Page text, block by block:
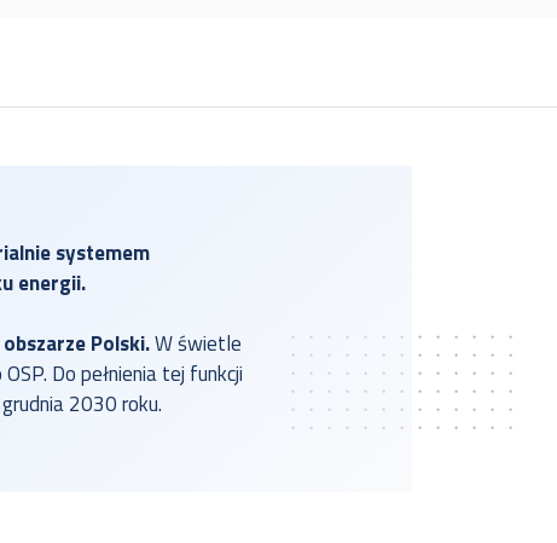
systemem
energii.
Polski.W świetle
Do pełnienia tej funkcji
2030 roku.